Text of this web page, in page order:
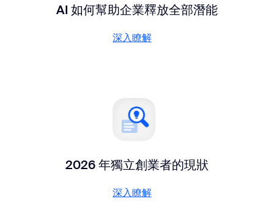
AI 如何幫助企業釋放全部潛能
深入瞭解深入瞭解
2026 年獨立創業者的現狀
深入瞭解深入瞭解